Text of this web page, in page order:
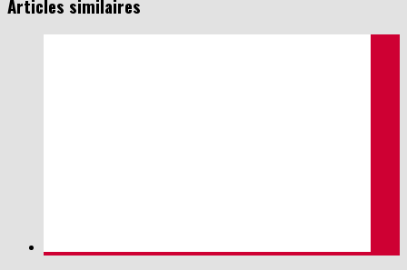
Festival Lumière 2017 : In the Mood for Love et son